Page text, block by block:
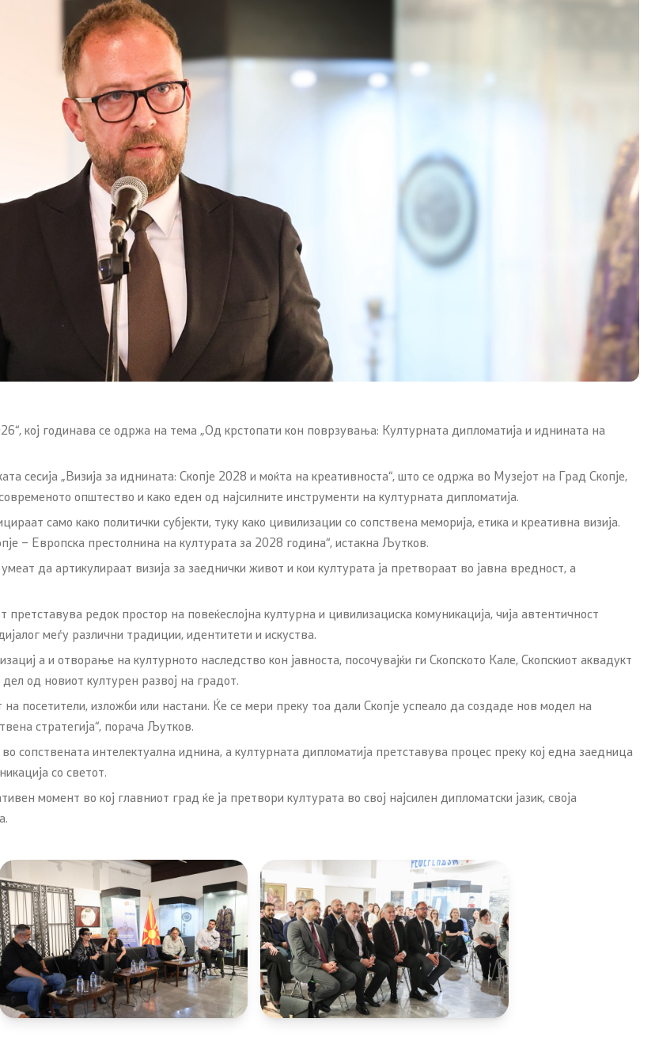
Лекторски испит
Со еден клик до сите услуги
кој годинава се одржа на тема „Од крстопати кон поврзувања: Културната дипломатија и иднината на
сесија „Визија за иднината: Скопје 2028 и моќта на креативноста“, што се одржа во Музејот на Град Скопје,
општество и како еден од најсилните инструменти на културната дипломатија.
само како политички субјекти, туку како цивилизации со сопствена меморија, етика и креативна визија.
– Европска престолнина на културата за 2028 година“, истакна Љутков.
да артикулираат визија за заеднички живот и кои културата ја претвораат во јавна вредност, а
редок простор на повеќеслојна културна и цивилизациска комуникација, чија автентичност
меѓу различни традиции, идентитети и искуства.
а и отворање на културното наследство кон јавноста, посочувајќи ги Скопското Кале, Скопскиот аквадукт
од новиот културен развој на градот.
посетители, изложби или настани. Ќе се мери преку тоа дали Скопје успеало да создаде нов модел на
стратегија“, порача Љутков.
сопствената интелектуална иднина, а културната дипломатија претставува процес преку кој една заедница
со светот.
момент во кој главниот град ќе ја претвори културата во свој најсилен дипломатски јазик, своја